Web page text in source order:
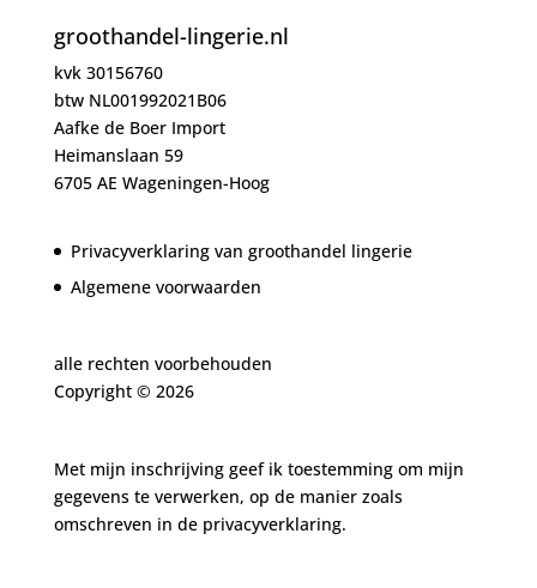
groothandel-lingerie.nl
kvk 30156760
btw NL001992021B06
Aafke de Boer Import
Heimanslaan 59
6705 AE Wageningen-Hoog
Privacyverklaring van groothandel lingerie
Algemene voorwaarden
alle rechten voorbehouden
Copyright © 2026
Met mijn inschrijving geef ik toestemming om mijn
gegevens te verwerken, op de manier zoals
omschreven in de privacyverklaring.